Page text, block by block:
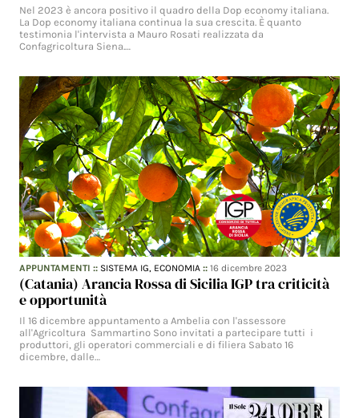
Nel 2023 è ancora positivo il quadro della Dop economy italiana.
La Dop economy italiana continua la sua crescita. È quanto
testimonia l'intervista a Mauro Rosati realizzata da
Confagricoltura Siena.…
APPUNTAMENTI :: SISTEMA IG, ECONOMIA ::16 dicembre 2023
(Catania) Arancia Rossa di Sicilia IGP tra criticità
e opportunità
Il 16 dicembre appuntamento a Ambelia con l'assessore
all'Agricoltura Sammartino Sono invitati a partecipare tutti i
produttori, gli operatori commerciali e di filiera Sabato 16
dicembre, dalle…